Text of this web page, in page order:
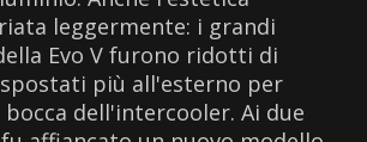
leggermente: i grandi
Evo V furono ridotti di
più all'esterno per
dell'intercooler. Ai due